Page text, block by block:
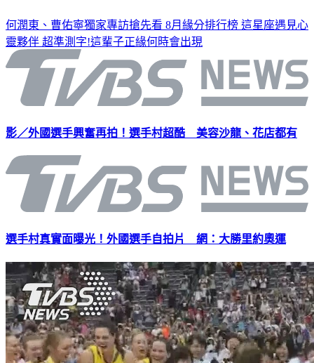
何潤東、曹佑寧獨家專訪搶先看 8月緣分排行榜 這星座遇見心
靈夥伴 超準測字!這輩子正緣何時會出現
影／外國選手興奮再拍！選手村超酷 美容沙龍、花店都有
選手村真實面曝光！外國選手自拍片 網：大勝里約奧運